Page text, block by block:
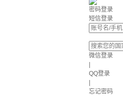
密码登录
短信登录
微信登录
QQ登录
忘记密码